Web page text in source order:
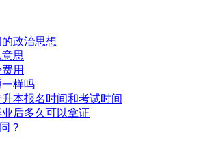
政治思想
思
用
样吗
本报名时间和考试时间
后多久可以拿证
？